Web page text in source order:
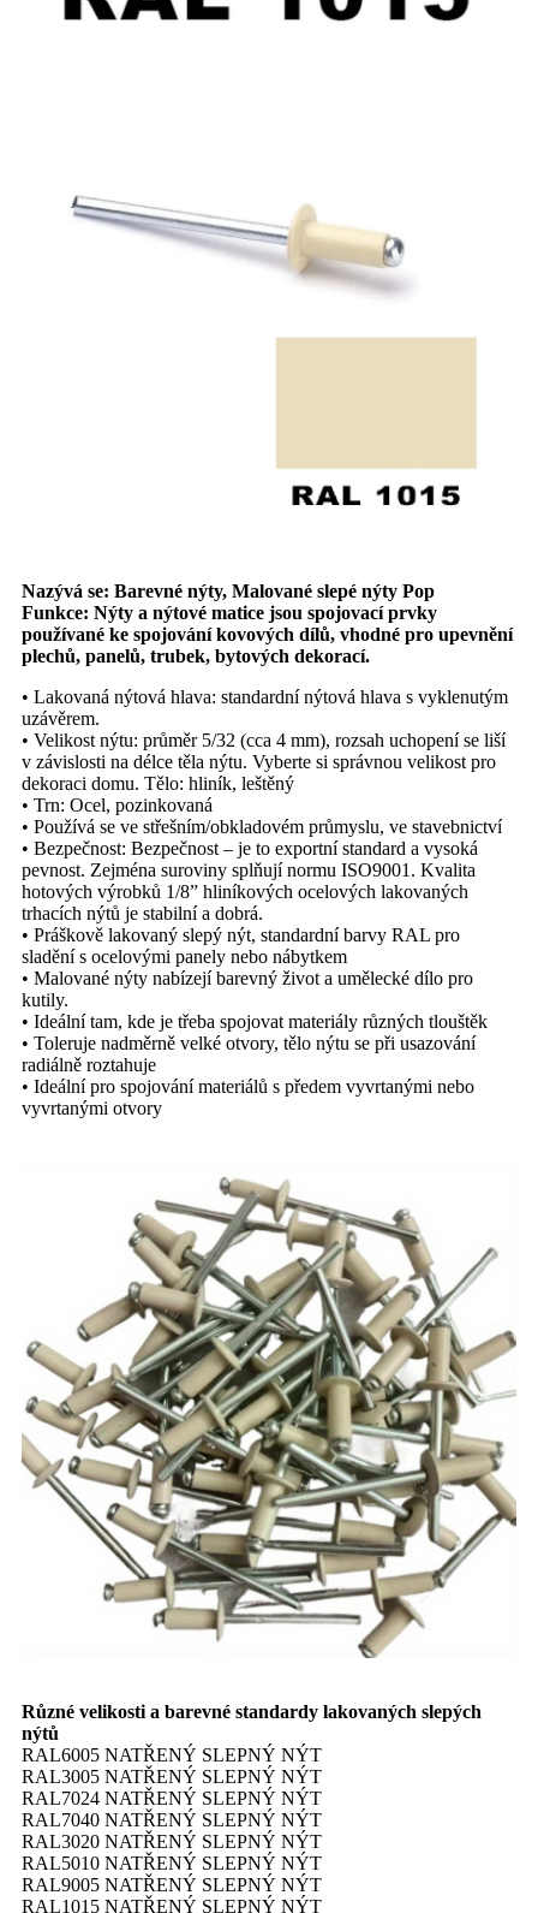
Nazývá se: Barevné nýty, Malované slepé nýty Pop
Funkce: Nýty a nýtové matice jsou spojovací prvky
používané ke spojování kovových dílů, vhodné pro upevnění
plechů, panelů, trubek, bytových dekorací.
• Lakovaná nýtová hlava: standardní nýtová hlava s vyklenutým
uzávěrem.
• Velikost nýtu: průměr 5/32 (cca 4 mm), rozsah uchopení se liší
v závislosti na délce těla nýtu. Vyberte si správnou velikost pro
dekoraci domu. Tělo: hliník, leštěný
• Trn: Ocel, pozinkovaná
• Používá se ve střešním/obkladovém průmyslu, ve stavebnictví
• Bezpečnost: Bezpečnost – je to exportní standard a vysoká
pevnost. Zejména suroviny splňují normu ISO9001. Kvalita
hotových výrobků 1/8” hliníkových ocelových lakovaných
trhacích nýtů je stabilní a dobrá.
• Práškově lakovaný slepý nýt, standardní barvy RAL pro
sladění s ocelovými panely nebo nábytkem
• Malované nýty nabízejí barevný život a umělecké dílo pro
kutily.
• Ideální tam, kde je třeba spojovat materiály různých tlouštěk
• Toleruje nadměrně velké otvory, tělo nýtu se při usazování
radiálně roztahuje
• Ideální pro spojování materiálů s předem vyvrtanými nebo
vyvrtanými otvory
Různé velikosti a barevné standardy lakovaných slepých
nýtů
RAL6005 NATŘENÝ SLEPNÝ NÝT
RAL3005 NATŘENÝ SLEPNÝ NÝT
RAL7024 NATŘENÝ SLEPNÝ NÝT
RAL7040 NATŘENÝ SLEPNÝ NÝT
RAL3020 NATŘENÝ SLEPNÝ NÝT
RAL5010 NATŘENÝ SLEPNÝ NÝT
RAL9005 NATŘENÝ SLEPNÝ NÝT
RAL1015 NATŘENÝ SLEPNÝ NÝT